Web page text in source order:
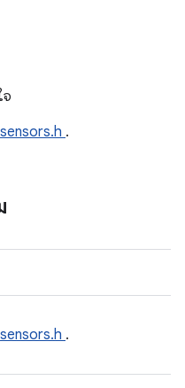
จ
sensors.h .
sensors.h .